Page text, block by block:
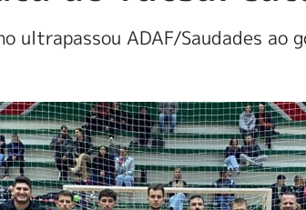
ultrapassou ADAF/Saudades ao